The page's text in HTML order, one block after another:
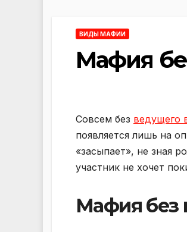
ВИДЫ МАФИИ
Мафия
Совсем без ведущего
появляется лишь на
«засыпает», не зная
участник не хочет
Мафия без